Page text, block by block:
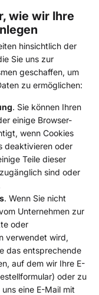
wie wir Ihre
hinsichtlich der
Sie uns zur
geschaffen, um
zu ermöglichen:
. Sie können Ihren
einige Browser-
wenn Cookies
deaktivieren oder
Teile dieser
sind oder
. Wenn Sie nicht
Unternehmen zur
oder
verwendet wird,
das entsprechende
auf dem wir Ihre E-
oder zu
eine E-Mail mit